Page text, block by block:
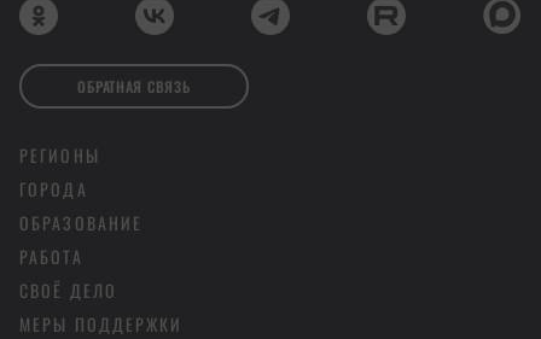
РЕГИОНЫ
ГОРОДА
ОБРАЗОВАНИЕ
РАБОТА
СВОЁ ДЕЛО
МЕРЫ ПОДДЕРЖКИ
ОБРАТНАЯ СВЯЗЬ